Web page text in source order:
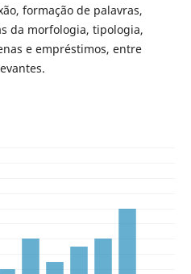
formação de palavras,
da morfologia, tipologia,
e empréstimos, entre